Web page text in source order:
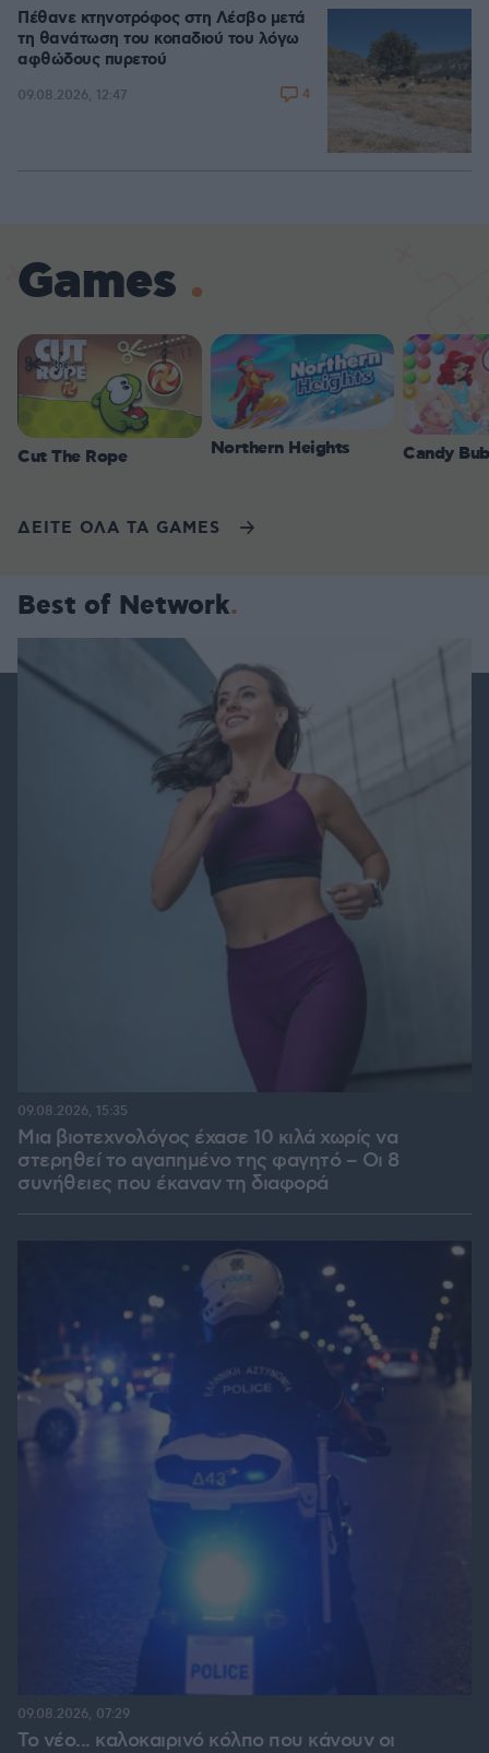
Πέθανε κτηνοτρόφος στη Λέσβο μετά
τη θανάτωση του κοπαδιού του λόγω
αφθώδους πυρετού
09.08.2026, 12:47 4
Games
Cut The Rope Northern Heights Candy
ΔΕΙΤΕ ΟΛΑ ΤΑ GAMES
Best of Network
Μια βιοτεχνολόγος έχασε 10 κιλά χωρίς να
στερηθεί το αγαπημένο της φαγητό – Οι 8
συνήθειες που έκαναν τη διαφορά
09.08.2026, 15:35
Το νέο... καλοκαιρινό κόλπο που κάνουν οι
09.08.2026, 07:29